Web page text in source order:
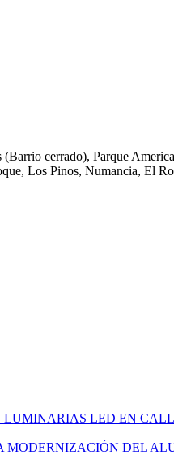
cerrado), Parque
Los Pinos, Numancia, El
LUMINARIAS LED EN
MODERNIZACIÓN DEL